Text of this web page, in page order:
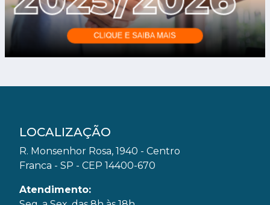
LOCALIZAÇÃO
R. Monsenhor Rosa, 1940 - Centro
Franca - SP - CEP 14400-670
Atendimento: